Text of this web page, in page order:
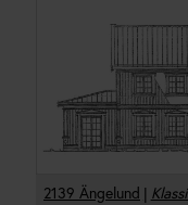
2139 Ängelund |